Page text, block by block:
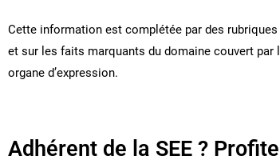
Cette information est complétée par des
et sur les faits marquants du domaine couvert par
organe d’expression.
Adhérent de la SEE ?